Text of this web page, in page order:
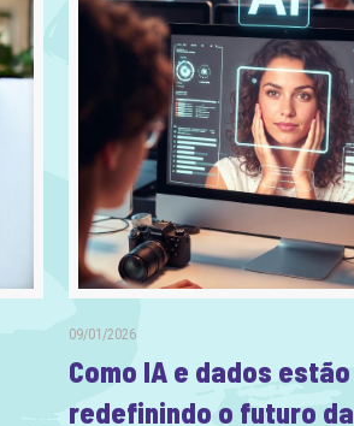
09/01/2026
Como IA e dados estão
redefinindo o futuro da